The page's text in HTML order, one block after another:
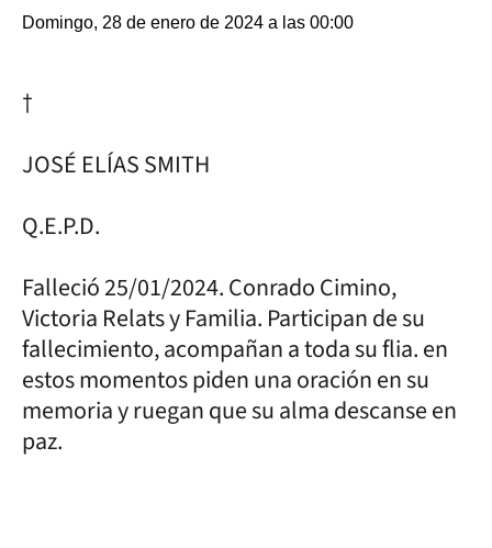
Domingo, 28 de enero de 2024 a las 00:00
†
JOSÉ ELÍAS SMITH
Q.E.P.D.
Falleció 25/01/2024. Conrado Cimino,
Victoria Relats y Familia. Participan de su
fallecimiento, acompañan a toda su flia. en
estos momentos piden una oración en su
memoria y ruegan que su alma descanse en
paz.